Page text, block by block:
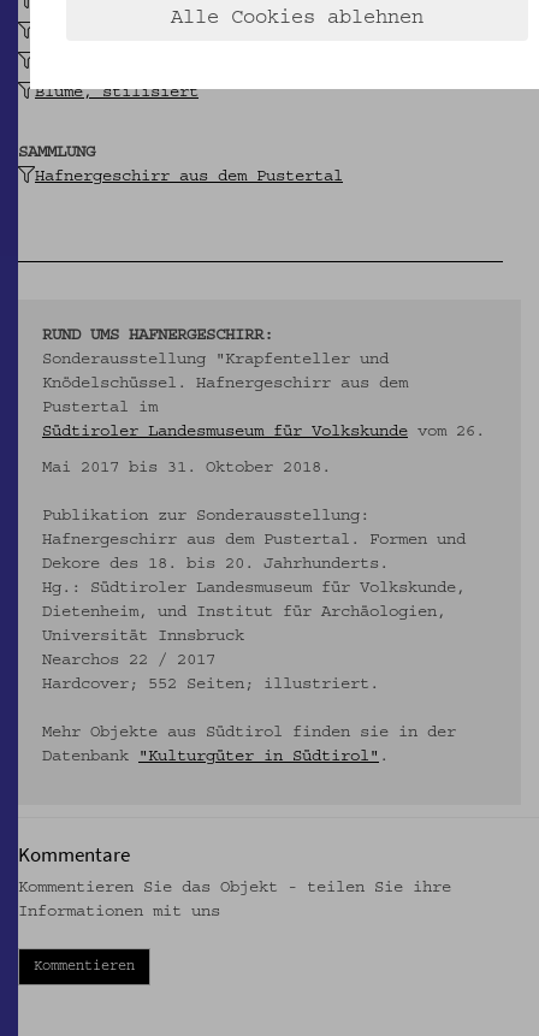
Blume, stilisiert
SAMMLUNG
Hafnergeschirr aus dem Pustertal
RUND UMS HAFNERGESCHIRR:
Sonderausstellung "Krapfenteller und
Knödelschüssel. Hafnergeschirr aus dem
Pustertal im
Südtiroler Landesmuseum für Volkskunde vom 26.
Mai 2017 bis 31. Oktober 2018.
Publikation zur Sonderausstellung:
Hafnergeschirr aus dem Pustertal. Formen und
Dekore des 18. bis 20. Jahrhunderts.
Hg.: Südtiroler Landesmuseum für Volkskunde,
Dietenheim, und Institut für Archäologien,
Universität Innsbruck
Nearchos 22 / 2017
Hardcover; 552 Seiten; illustriert.
Mehr Objekte aus Südtirol finden sie in der
Datenbank
"Kulturgüter in Südtirol" .
Kommentare
Kommentieren Sie das Objekt - teilen Sie ihre
Informationen mit uns
Kommentieren
Alle Cookies ablehnen